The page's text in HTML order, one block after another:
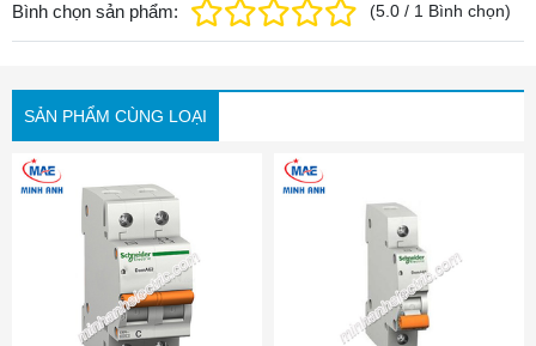
Bình chọn sản phẩm: (5.0 / 1 Bình chọn)
SẢN PHẨM CÙNG LOẠI